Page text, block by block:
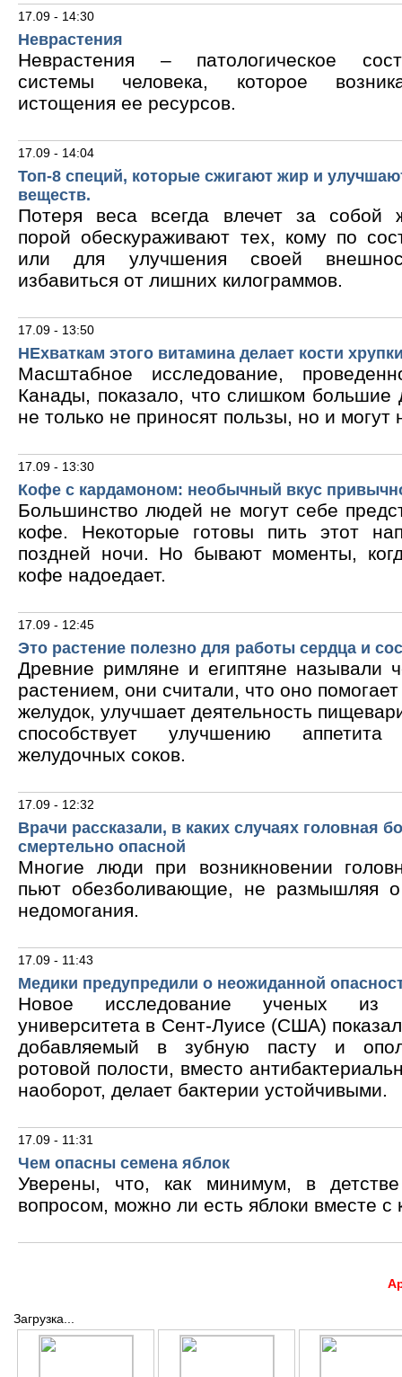
17.09 - 14:30
Неврастения
Неврастения – патологическое
системы человека, которое
истощения ее ресурсов.
17.09 - 14:04
Топ-8 специй, которые сжигают жир и
веществ.
Потеря веса всегда влечет за собой
порой обескураживают тех, кому по
или для улучшения своей
избавиться от лишних килограммов.
17.09 - 13:50
НЕхваткам этого витамина делает кости
Масштабное исследование,
Канады, показало, что слишком большие
не только не приносят пользы, но и могут
17.09 - 13:30
Кофе с кардамоном: необычный вкус
Большинство людей не могут себе
кофе. Некоторые готовы пить этот
поздней ночи. Но бывают моменты,
кофе надоедает.
17.09 - 12:45
Это растение полезно для работы сердца и
Древние римляне и египтяне называли
растением, они считали, что оно
желудок, улучшает деятельность
способствует улучшению
желудочных соков.
17.09 - 12:32
Врачи рассказали, в каких случаях головная
смертельно опасной
Многие люди при возникновении
пьют обезболивающие, не размышляя о
недомогания.
17.09 - 11:43
Медики предупредили о неожиданной
Новое исследование ученых из
университета в Сент-Луисе (США)
добавляемый в зубную пасту и
ротовой полости, вместо
наоборот, делает бактерии устойчивыми.
17.09 - 11:31
Чем опасны семена яблок
Уверены, что, как минимум, в
вопросом, можно ли есть яблоки вместе с
Загрузка...